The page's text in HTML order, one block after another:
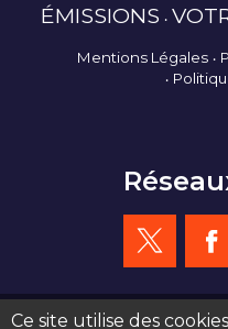
ÉMISSIONS
Mentions Légales
Ce site utilise des